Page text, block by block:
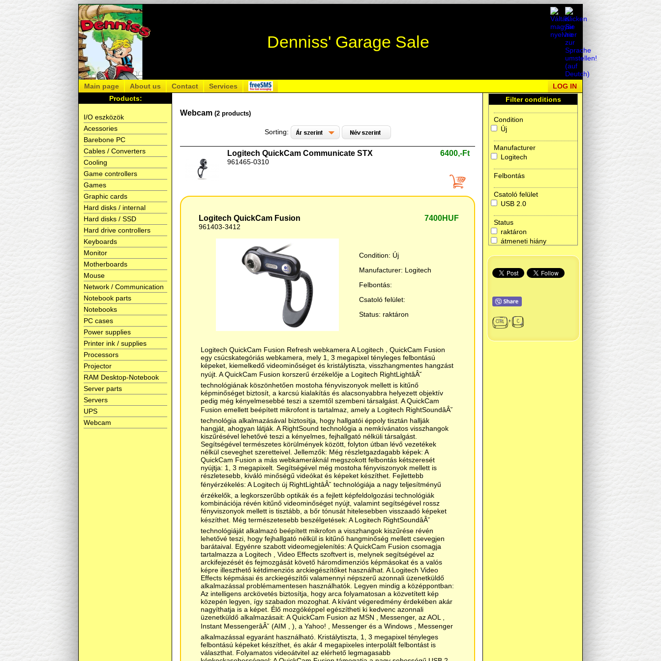
Denniss' Garage Sale
Main page About us Contact Services
LOG IN
Products:
I/O eszközök
Acessories
Barebone PC
Cables / Converters
Cooling
Game controllers
Games
Graphic cards
Hard disks / internal
Hard disks / SSD
Hard drive controllers
Keyboards
Monitor
Motherboards
Mouse
Network / Communication
Notebook parts
Notebooks
PC cases
Power supplies
Printer ink / supplies
Processors
Projector
RAM Desktop-Notebook
Server parts
Servers
UPS
Webcam
Webcam (2 products)
Sorting:
Logitech QuickCam Communicate STX
961465-0310
6400,-Ft
Logitech QuickCam Fusion
961403-3412
7400HUF
Condition: Új
Manufacturer: Logitech
Felbontás:
Csatoló felület:
Status: raktáron
Logitech QuickCam Fusion Refresh webkamera A Logitech , QuickCam Fusion
egy csúcskategóriás webkamera, mely 1, 3 megapixel tényleges felbontású
képeket, kiemelkedő videominőséget és kristálytiszta, visszhangmentes hangzást
nyújt. A QuickCam Fusion korszerű érzékelője a Logitech RightLightâÂ˘
technológiának köszönhetően mostoha fényviszonyok mellett is kitűnő
képminőséget biztosít, a karcsú kialakítás és alacsonyabbra helyezett objektív
pedig még kényelmesebbé teszi a szemtől szembeni társalgást. A QuickCam
Fusion emellett beépített mikrofont is tartalmaz, amely a Logitech RightSoundâÂ˘
technológia alkalmazásával biztosítja, hogy hallgatói éppoly tisztán hallják
hangját, ahogyan látják. A RightSound technológia a nemkívánatos visszhangok
kiszűrésével lehetővé teszi a kényelmes, fejhallgató nélküli társalgást.
Segítségével természetes körülmények között, folyton útban lévő vezetékek
nélkül cseveghet szeretteivel. Jellemzők: Még részletgazdagabb képek: A
QuickCam Fusion a más webkameráknál megszokott felbontás kétszeresét
nyújtja: 1, 3 megapixelt. Segítségével még mostoha fényviszonyok mellett is
részletesebb, kiváló minőségű videókat és képeket készíthet. Fejlettebb
fényérzékelés: A Logitech új RightLightâÂ˘ technológiája a nagy teljesítményű
érzékelők, a legkorszerűbb optikák és a fejlett képfeldolgozási technológiák
kombinációja révén kitűnő videominőséget nyújt, valamint segítségével rossz
fényviszonyok mellett is tisztább, a bőr tónusát hitelesebben visszaadó képeket
készíthet. Még természetesebb beszélgetések: A Logitech RightSoundâÂ˘
technológiáját alkalmazó beépített mikrofon a visszhangok kiszűrése révén
lehetővé teszi, hogy fejhallgató nélkül is kitűnő hangminőség mellett csevegjen
barátaival. Egyénre szabott videomegjelenítés: A QuickCam Fusion csomagja
tartalmazza a Logitech , Video Effects szoftvert is, melynek segítségével az
arckifejezését és fejmozgását követő háromdimenziós képmásokat és a valós
képre illeszthető kétdimenziós arckiegészítőket használhat. A Logitech Video
Effects képmásai és arckiegészítői valamennyi népszerű azonnali üzenetküldő
alkalmazással problémamentesen használhatók. Legyen mindig a középpontban:
Az intelligens arckövetés biztosítja, hogy arca folyamatosan a közvetített kép
közepén legyen, így szabadon mozoghat. A kívánt végeredmény érdekében akár
nagyíthatja is a képet. Élő mozgóképpel egészítheti ki kedvenc azonnali
üzenetküldő alkalmazásait: A QuickCam Fusion az MSN , Messenger, az AOL ,
Instant MessengerâÂ˘ (AIM , ), a Yahoo! , Messenger és a Windows , Messenger
alkalmazással egyaránt használható. Kristálytiszta, 1, 3 megapixel tényleges
felbontású képeket készíthet, és akár 4 megapixeles interpolált felbontást is
választhat. Folyamatos videoátvitel az elérhető legmagasabb
Filter conditions
Condition
Új
Manufacturer
Logitech
Felbontás
Csatoló felület
USB 2.0
Status
raktáron
átmeneti hiány